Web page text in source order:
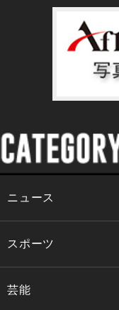
ニュース
スポーツ
芸能